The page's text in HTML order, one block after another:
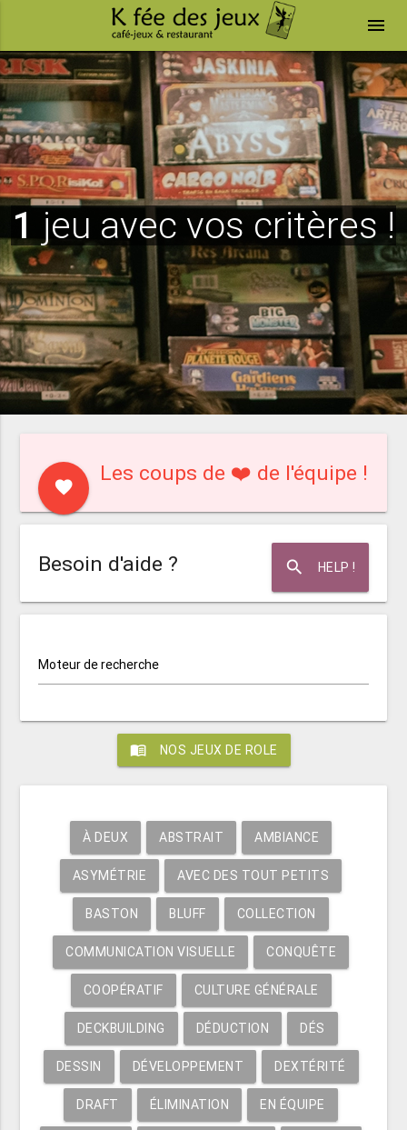
menu
1 jeu avec vos critères !
favorite
Les coups de ❤️ de l'équipe !
search HELP !
Besoin d'aide ?
Moteur de recherche
menu_book NOS JEUX DE ROLE
À DEUX ABSTRAIT AMBIANCE
ASYMÉTRIE AVEC DES TOUT PETITS
BASTON BLUFF COLLECTION
COMMUNICATION VISUELLE CONQUÊTE
COOPÉRATIF CULTURE GÉNÉRALE
DECKBUILDING DÉDUCTION DÉS
DESSIN DÉVELOPPEMENT DEXTÉRITÉ
DRAFT ÉLIMINATION EN ÉQUIPE